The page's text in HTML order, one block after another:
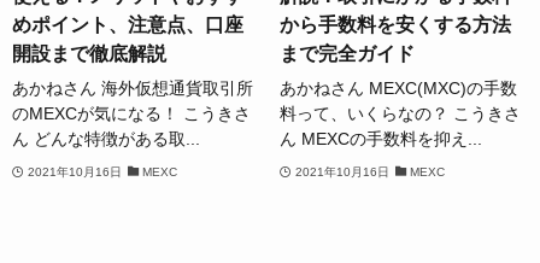
めポイント、注意点、口座
開設まで徹底解説
あかねさん 海外仮想通貨取引所
のMEXCが気になる！ こうきさ
ん どんな特徴がある取...
2021年10月16日 MEXC
から手数料を安くする方法
まで完全ガイド
あかねさん MEXC(MXC)の手数
料って、いくらなの？ こうきさ
ん MEXCの手数料を抑え...
2021年10月16日 MEXC